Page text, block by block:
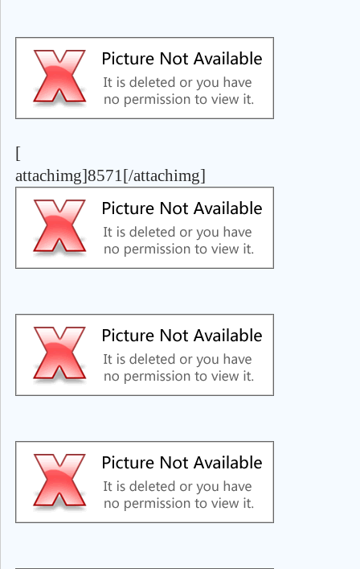
[
attachimg]8571[/attachimg]